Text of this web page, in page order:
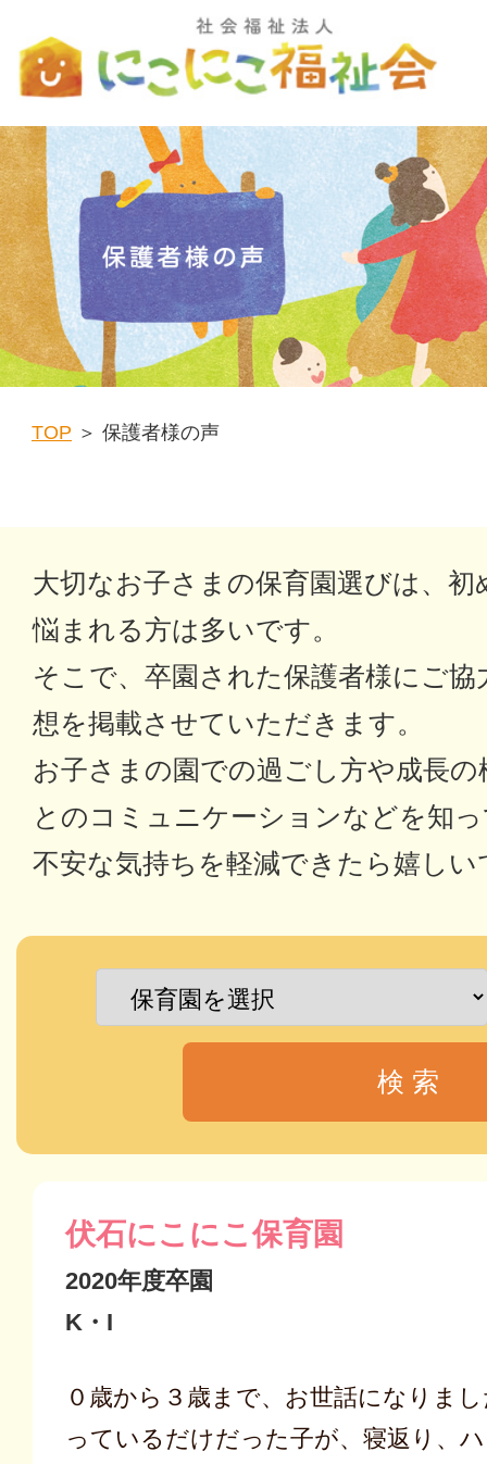
TOP ＞ 保護者様の声
大切なお子さまの保育園選びは、
悩まれる方は多いです。
そこで、卒園された保護者様にご
想を掲載させていただきます。
お子さまの園での過ごし方や成長
とのコミュニケーションなどを知
不安な気持ちを軽減できたら嬉しい
伏石にこにこ保育園
2020年度卒園
K・I
０歳から３歳まで、お世話になりま
っているだけだった子が、寝返り、